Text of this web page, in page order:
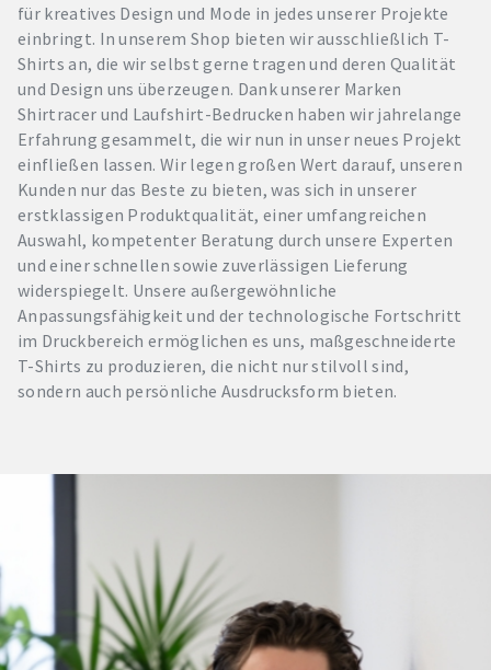
für kreatives Design und Mode in jedes unserer Projekte
einbringt. In unserem Shop bieten wir ausschließlich T-
Shirts an, die wir selbst gerne tragen und deren Qualität
und Design uns überzeugen. Dank unserer Marken
Shirtracer und Laufshirt-Bedrucken haben wir jahrelange
Erfahrung gesammelt, die wir nun in unser neues Projekt
einfließen lassen. Wir legen großen Wert darauf, unseren
Kunden nur das Beste zu bieten, was sich in unserer
erstklassigen Produktqualität, einer umfangreichen
Auswahl, kompetenter Beratung durch unsere Experten
und einer schnellen sowie zuverlässigen Lieferung
widerspiegelt. Unsere außergewöhnliche
Anpassungsfähigkeit und der technologische Fortschritt
im Druckbereich ermöglichen es uns, maßgeschneiderte
T-Shirts zu produzieren, die nicht nur stilvoll sind,
sondern auch persönliche Ausdrucksform bieten.